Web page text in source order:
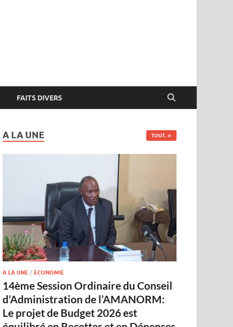
FAITS DIVERS
A LA UNE TOUT..
A LA UNE /ECONOMIE
14ème Session Ordinaire du Conseil
d’Administration de l’AMANORM:
Le projet de Budget 2026 est